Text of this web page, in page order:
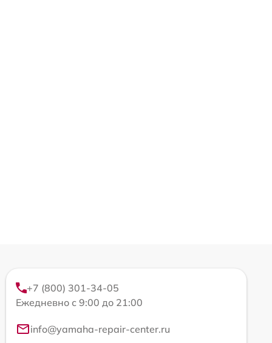
+7 (800) 301-34-05
Ежедневно с 9:00 до 21:00
info@yamaha-repair-center.ru